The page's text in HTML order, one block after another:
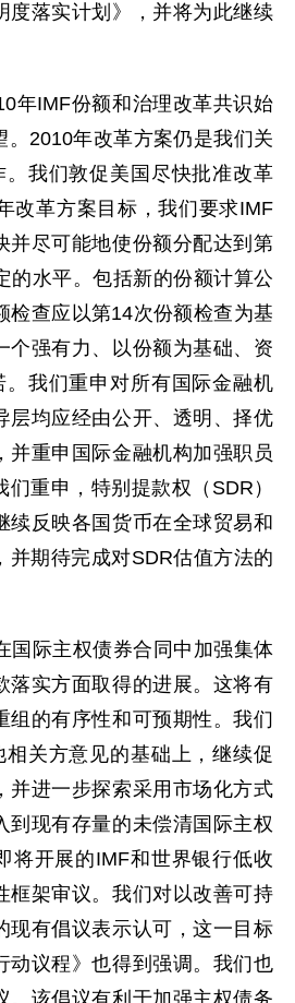
度落实计划》，并将为此继续
IMF份额和治理改革共识始
。2010年改革方案仍是我们关
我们敦促美国尽快批准改革
改革方案目标，我们要求IMF
并尽可能地使份额分配达到第
的水平。包括新的份额计算公
检查应以第14次份额检查为基
个强有力、以份额为基础、资
我们重申对所有国际金融机
层均应经由公开、透明、择优
并重申国际金融机构加强职员
重申，特别提款权（SDR）
续反映各国货币在全球贸易和
并期待完成对SDR估值方法的
际主权债券合同中加强集体
落实方面取得的进展。这将有
组的有序性和可预期性。我们
关方意见的基础上，继续促
并进一步探索采用市场化方式
到现有存量的未偿清国际主权
将开展的IMF和世界银行低收
框架审议。我们对以改善可持
现有倡议表示认可，这一目标
动议程》也得到强调。我们也
。该倡议有利于加强主权债务